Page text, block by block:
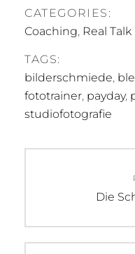
CATEGORIES:
Coaching, Real Talk
TAGS:
bilderschmiede,
fototrainer, payday,
studiofotografie
Die